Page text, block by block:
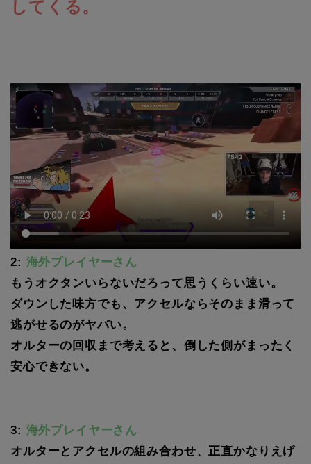
してくる。
2: 海外プレイヤーさん
もうオクタンいらないだろって思うくらい速い。
ダウンした味方でも、アクセルならそのまま滑って
逃がせるのがヤバい。
オルターの回収まで考えると、倒した側がまったく
安心できない。
3: 海外プレイヤーさん
オルターとアクセルの組み合わせ、正直かなりえげ